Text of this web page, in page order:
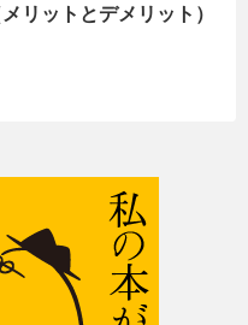
リットとデメリット）